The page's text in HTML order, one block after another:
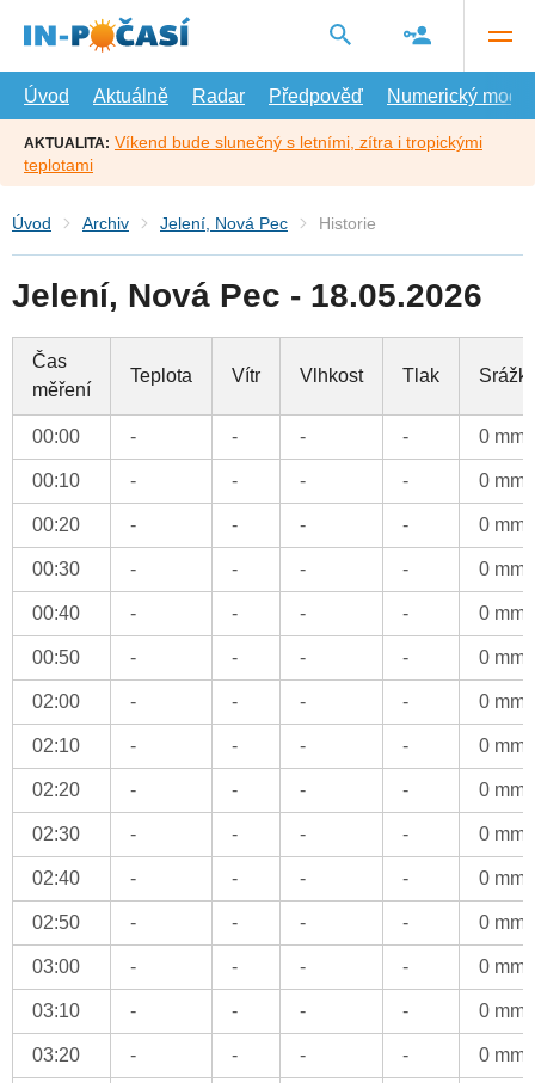
hlavní
Úvod
Aktuálně Radar Předpověď Numerický model
AKTUALITA: Víkend bude slunečný s letními, zítra i tropickými
teplotami
Úvod Archiv Jelení, Nová Pec Historie
Jelení, Nová Pec - 18.05.2026
Čas
měření
Teplota Vítr Vlhkost Tlak
00:00 - - - - 0 mm
00:10 - - - - 0 mm
00:20 - - - - 0 mm
00:30 - - - - 0 mm
00:40 - - - - 0 mm
00:50 - - - - 0 mm
02:00 - - - - 0 mm
02:10 - - - - 0 mm
02:20 - - - - 0 mm
02:30 - - - - 0 mm
02:40 - - - - 0 mm
02:50 - - - - 0 mm
03:00 - - - - 0 mm
03:10 - - - - 0 mm
03:20 - - - - 0 mm